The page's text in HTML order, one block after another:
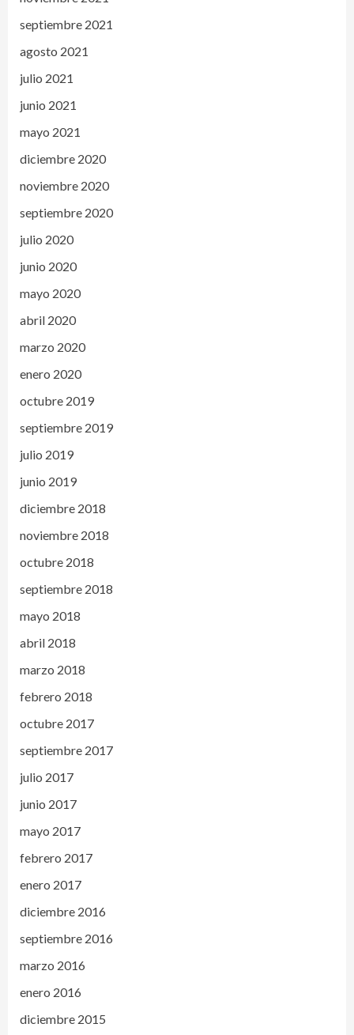
septiembre 2021
agosto 2021
julio 2021
junio 2021
mayo 2021
diciembre 2020
noviembre 2020
septiembre 2020
julio 2020
junio 2020
mayo 2020
abril 2020
marzo 2020
enero 2020
octubre 2019
septiembre 2019
julio 2019
junio 2019
diciembre 2018
noviembre 2018
octubre 2018
septiembre 2018
mayo 2018
abril 2018
marzo 2018
febrero 2018
octubre 2017
septiembre 2017
julio 2017
junio 2017
mayo 2017
febrero 2017
enero 2017
diciembre 2016
septiembre 2016
marzo 2016
enero 2016
diciembre 2015